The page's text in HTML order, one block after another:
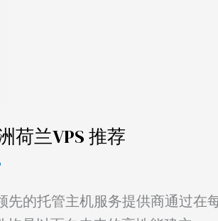
荷兰VPS 推荐
先的托管主机服务提供商通过在